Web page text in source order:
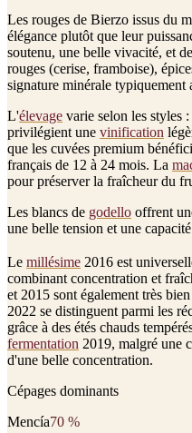
Les rouges de Bierzo issus du
élégance plutôt que leur
soutenu, une belle vivacité, et
rouges (cerise, framboise),
signature minérale typiquement
L'élevage varie selon les styles
privilégient une vinification
que les cuvées premium
français de 12 à 24 mois. La
pour préserver la fraîcheur du
Les blancs de godello offrent
une belle tension et une
Le millésime 2016 est
combinant concentration et
et 2015 sont également très bien
2022 se distinguent parmi les
grâce à des étés chauds
fermentation 2019, malgré une
d'une belle concentration.
Cépages dominants
Mencía70 %